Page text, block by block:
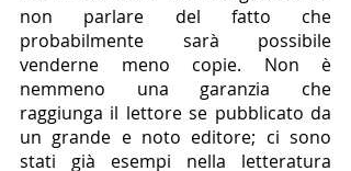
non parlare del fatto che
probabilmente sarà possibile
venderne meno copie. Non è
nemmeno una garanzia che
raggiunga il lettore se pubblicato da
un grande e noto editore; ci sono
stati già esempi nella letteratura